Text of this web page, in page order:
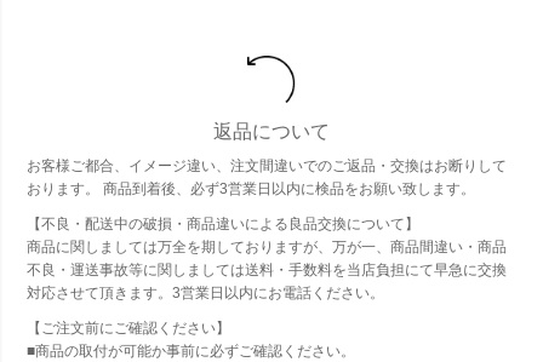
返品について
お客様ご都合、イメージ違い、注文間違いでのご返品・交換はお断りして
おります。 商品到着後、必ず3営業日以内に検品をお願い致します。
【不良・配送中の破損・商品違いによる良品交換について】
商品に関しましては万全を期しておりますが、万が一、商品間違い・商品
不良・運送事故等に関しましては送料・手数料を当店負担にて早急に交換
対応させて頂きます。3営業日以内にお電話ください。
【ご注文前にご確認ください】
■商品の取付が可能か事前に必ずご確認ください。